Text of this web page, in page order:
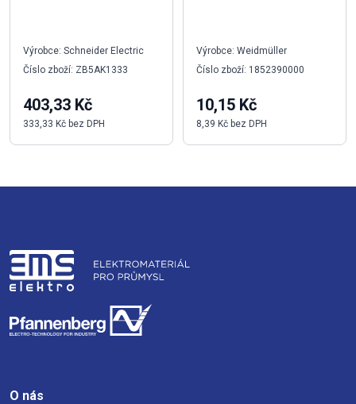
Výrobce: Schneider Electric
Číslo zboží: ZB5AK1333
403,33 Kč
333,33 Kč bez DPH
Výrobce: Weidmüller
Číslo zboží: 1852390000
10,15 Kč
8,39 Kč bez DPH
O nás